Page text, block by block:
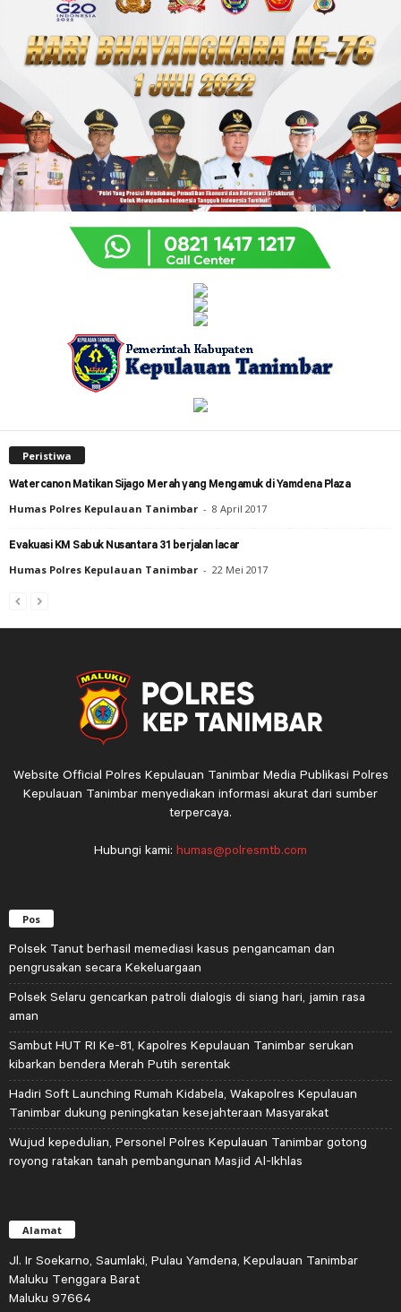
Peristiwa
Watercanon Matikan Sijago Merah yang Mengamuk di Yamdena Plaza
Humas Polres Kepulauan Tanimbar - 8 April 2017
Evakuasi KM Sabuk Nusantara 31 berjalan lacar
Humas Polres Kepulauan Tanimbar - 22 Mei 2017
Website Official Polres Kepulauan Tanimbar Media Publikasi Polres
Kepulauan Tanimbar menyediakan informasi akurat dari sumber
terpercaya.
Hubungi kami: humas@polresmtb.com
Pos
Polsek Tanut berhasil memediasi kasus pengancaman dan
pengrusakan secara Kekeluargaan
Polsek Selaru gencarkan patroli dialogis di siang hari, jamin rasa
aman
Sambut HUT RI Ke-81, Kapolres Kepulauan Tanimbar serukan
kibarkan bendera Merah Putih serentak
Hadiri Soft Launching Rumah Kidabela, Wakapolres Kepulauan
Tanimbar dukung peningkatan kesejahteraan Masyarakat
Wujud kepedulian, Personel Polres Kepulauan Tanimbar gotong
royong ratakan tanah pembangunan Masjid Al-Ikhlas
Alamat
Jl. Ir Soekarno, Saumlaki, Pulau Yamdena, Kepulauan Tanimbar
Maluku Tenggara Barat
Maluku 97664